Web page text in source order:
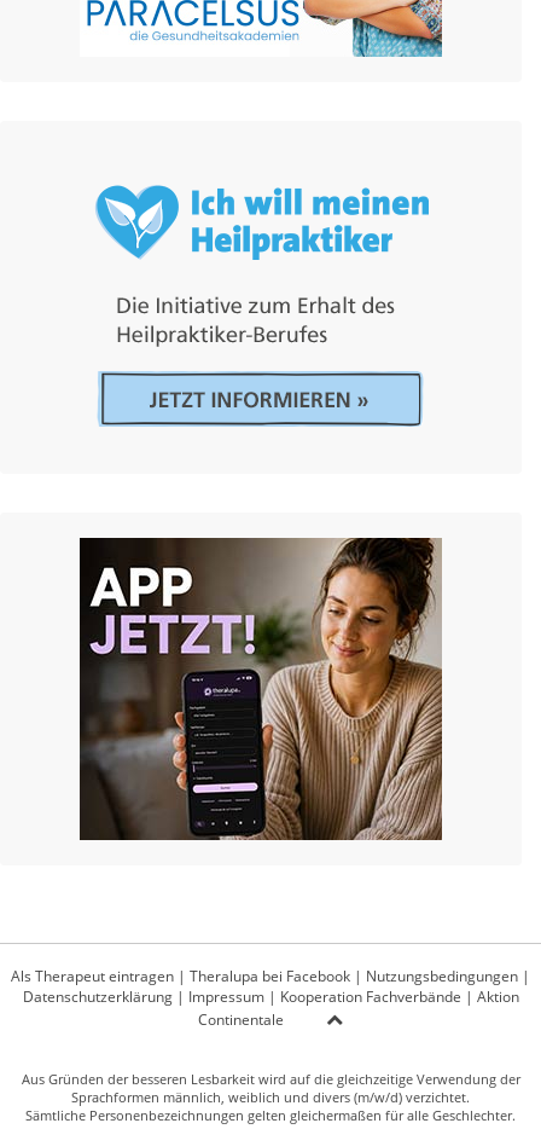
Als Therapeut eintragen | Theralupa bei Facebook | Nutzungsbedingungen |
Datenschutzerklärung| Impressum| Kooperation Fachverbände | Aktion
Continentale
Aus Gründen der besseren Lesbarkeit wird auf die gleichzeitige Verwendung der
Sprachformen männlich, weiblich und divers (m/w/d) verzichtet.
Sämtliche Personenbezeichnungen gelten gleichermaßen für alle Geschlechter.